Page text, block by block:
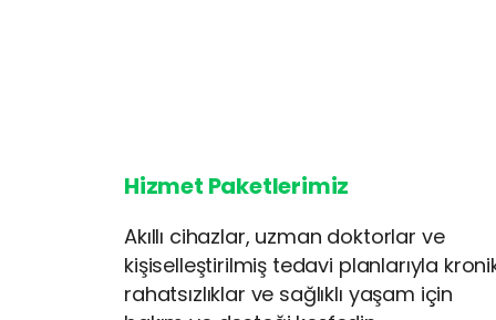
Hizmet Paketlerimiz
Akıllı cihazlar, uzman doktorlar ve
kişiselleştirilmiş tedavi planlarıyla
rahatsızlıklar ve sağlıklı yaşam için